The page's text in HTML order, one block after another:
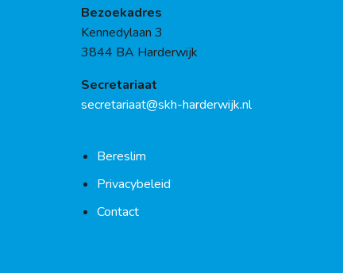
Bezoekadres
Kennedylaan 3
3844 BA Harderwijk
Secretariaat
secretariaat@skh-harderwijk.nl
Bereslim
Privacybeleid
Contact